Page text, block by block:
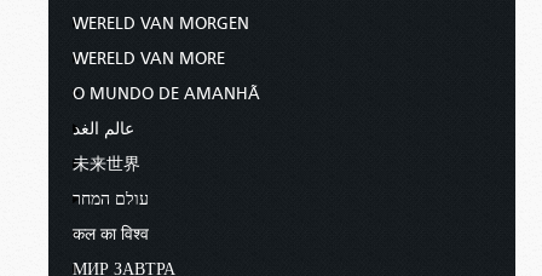
WERELD VAN MORGEN
WERELD VAN MORE
O MUNDO DE AMANHÃ
عالم الغد
未来世界
עולם המחר
कल का विश्व
МИР ЗАВТРА